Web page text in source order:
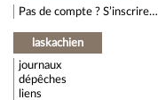
Pas de compte ? S’inscrire…
laskachien
journaux
dépêches
liens